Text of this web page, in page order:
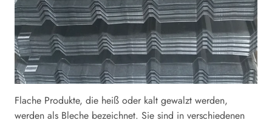
Flache Produkte, die heiß oder kalt gewalzt werden,
werden als Bleche bezeichnet. Sie sind in verschiedenen